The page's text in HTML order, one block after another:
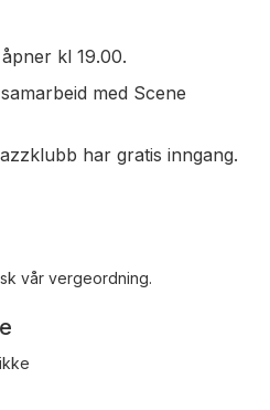
kl 19.00.
med Scene
har gratis inngang.
vår vergeordning.